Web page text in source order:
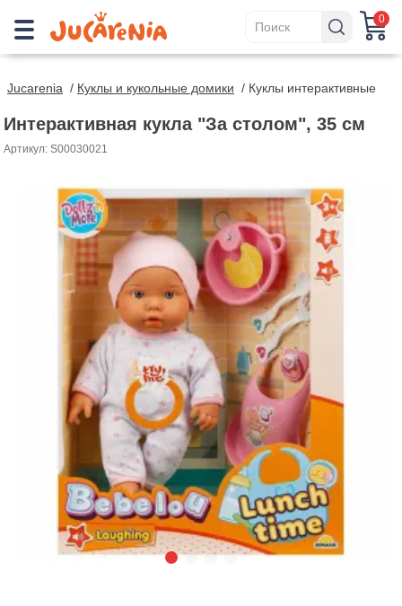
0
Jucarenia / Куклы и кукольные домики / Куклы интерактивные
Интерактивная кукла "За столом", 35 см
Артикул: S00030021